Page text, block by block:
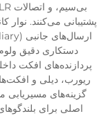
دستکاری دقیق
پردازنده‌های افکت
ریورب، دیلی و
گزینه‌های
اصلی برای